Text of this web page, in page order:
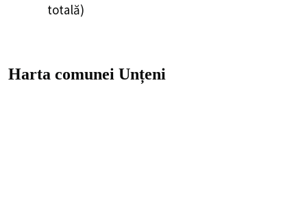
totală)
Harta comunei Unțeni